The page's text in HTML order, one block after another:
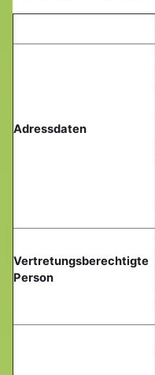
Adressdaten
Vertretungsberechtigte
Person